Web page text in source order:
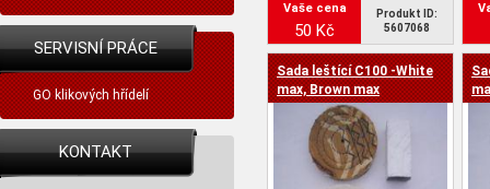
SERVISNÍ PRÁCE
GO klikových hřídelí
KONTAKT
Vaše cena
50 Kč
Produkt ID:
5607068
Sada leštící C100 -White
max, Brown max